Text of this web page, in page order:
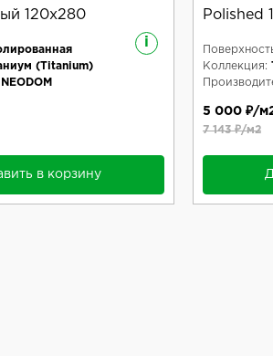
120x280
i
(Titanium)
NEODOM
в корзину
Polished
Коллекция:
5 000 ₽/
7 143 ₽/м2